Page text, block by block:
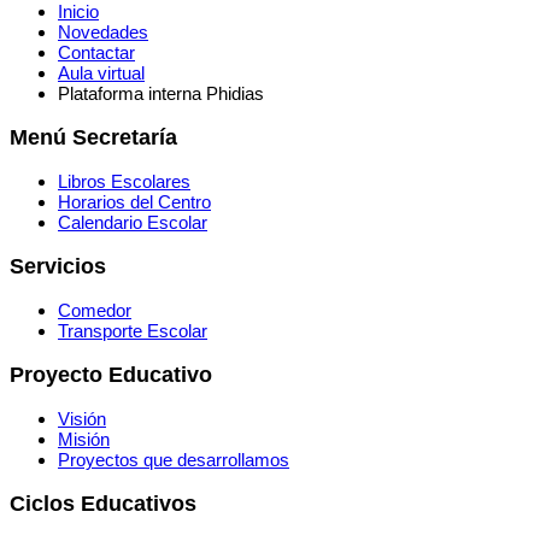
Inicio
Novedades
Contactar
Aula virtual
Plataforma interna Phidias
Menú Secretaría
Libros Escolares
Horarios del Centro
Calendario Escolar
Servicios
Comedor
Transporte Escolar
Proyecto Educativo
Visión
Misión
Proyectos que desarrollamos
Ciclos Educativos